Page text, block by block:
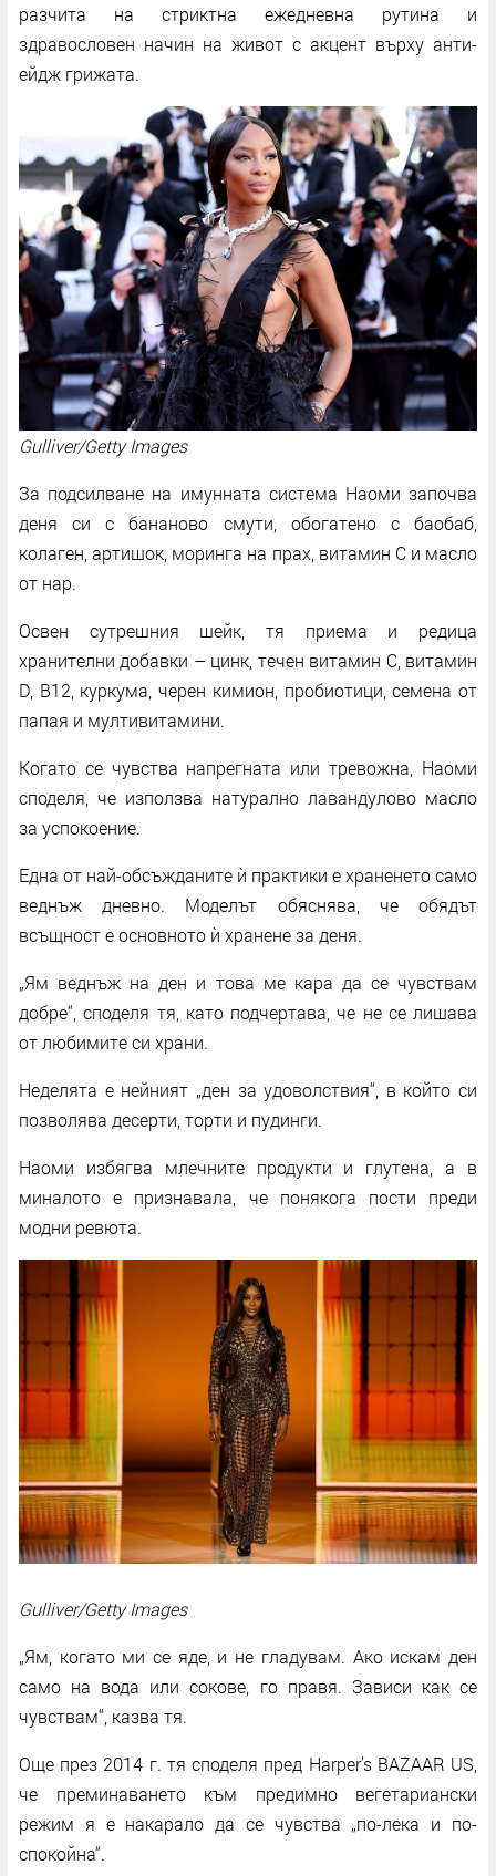
разчита на стриктна ежедневна рутина и
здравословен начин на живот с акцент върху анти-
ейдж грижата.
Gulliver/Getty Images
За подсилване на имунната система Наоми започва
деня си с бананово смути, обогатено с баобаб,
колаген, артишок, моринга на прах, витамин C и масло
от нар.
Освен сутрешния шейк, тя приема и редица
хранителни добавки – цинк, течен витамин C, витамин
D, B12, куркума, черен кимион, пробиотици, семена от
папая и мултивитамини.
Когато се чувства напрегната или тревожна, Наоми
споделя, че използва натурално лавандулово масло
за успокоение.
Една от най-обсъжданите ѝ практики е храненето само
веднъж дневно. Моделът обяснява, че обядът
всъщност е основното ѝ хранене за деня.
„Ям веднъж на ден и това ме кара да се чувствам
добре“, споделя тя, като подчертава, че не се лишава
от любимите си храни.
Неделята е нейният „ден за удоволствия“, в който си
позволява десерти, торти и пудинги.
Наоми избягва млечните продукти и глутена, а в
миналото е признавала, че понякога пости преди
модни ревюта.
Gulliver/Getty Images
„Ям, когато ми се яде, и не гладувам. Ако искам ден
само на вода или сокове, го правя. Зависи как се
чувствам“, казва тя.
Още през 2014 г. тя споделя пред Harper’s BAZAAR US,
че преминаването към предимно вегетариански
режим я е накарало да се чувства „по-лека и по-
спокойна“.